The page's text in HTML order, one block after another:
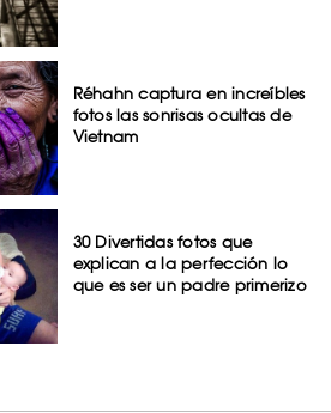
Réhahn captura en increíbles
fotos las sonrisas ocultas de
Vietnam
30 Divertidas fotos que
explican a la perfección lo
que es ser un padre primerizo